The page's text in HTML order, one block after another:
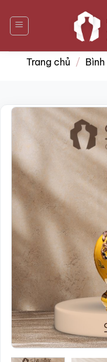
qua
nội
dung
Trang chủ /